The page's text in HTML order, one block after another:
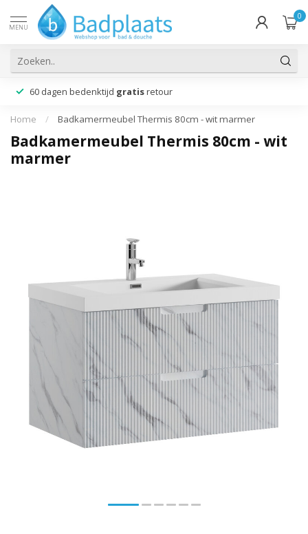
MENU
0
60 dagen bedenktijd gratis retour
Home / Badkamermeubel Thermis 80cm - wit marmer
Badkamermeubel Thermis 80cm - wit
marmer